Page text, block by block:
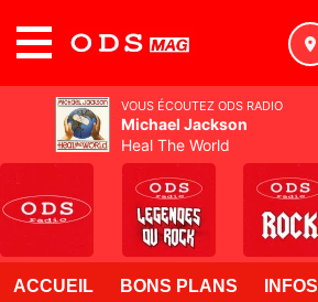
ACCUEIL BONS PLANS INFOS
VOUS ÉCOUTEZ ODS RADIO
Michael Jackson
Heal The World